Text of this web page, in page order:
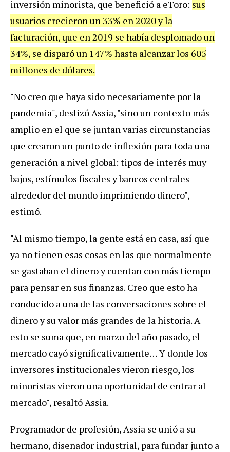
inversión minorista, que benefició a eToro: sus
usuarios crecieron un 33% en 2020 y la
facturación, que en 2019 se había desplomado un
34%, se disparó un 147% hasta alcanzar los 605
millones de dólares.
"No creo que haya sido necesariamente por la
pandemia", deslizó Assia, "sino un contexto más
amplio en el que se juntan varias circunstancias
que crearon un punto de inflexión para toda una
generación a nivel global: tipos de interés muy
bajos, estímulos fiscales y bancos centrales
alrededor del mundo imprimiendo dinero",
estimó.
"Al mismo tiempo, la gente está en casa, así que
ya no tienen esas cosas en las que normalmente
se gastaban el dinero y cuentan con más tiempo
para pensar en sus finanzas. Creo que esto ha
conducido a una de las conversaciones sobre el
dinero y su valor más grandes de la historia. A
esto se suma que, en marzo del año pasado, el
mercado cayó significativamente… Y donde los
inversores institucionales vieron riesgo, los
minoristas vieron una oportunidad de entrar al
mercado", resaltó Assia.
Programador de profesión, Assia se unió a su
hermano, diseñador industrial, para fundar junto a